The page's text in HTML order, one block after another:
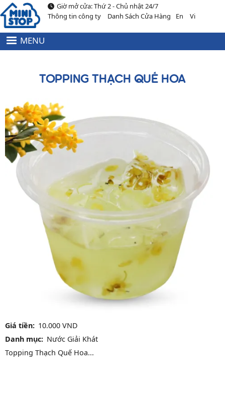
Nhảy đến nội dungGiờ mở cửa: Thứ 2 - Chủ nhật 24/7
Thông tin công ty Danh Sách Cửa Hàng En Vi
MENU
TOPPING THẠCH QUẾ HOA
Giá tiền
10.000 VND
Danh mục
Nước Giải Khát
Topping Thạch Quế Hoa...